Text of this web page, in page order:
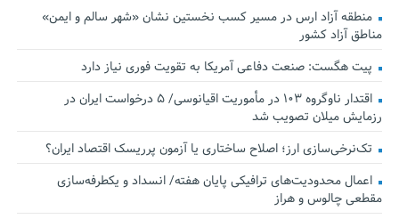
منطقه آزاد ارس در مسیر کسب نخستین نشان «شهر سالم و ایمن»
مناطق آزاد کشور
پیت هگست: صنعت دفاعی آمریکا به تقویت فوری نیاز دارد
اقتدار ناوگروه ۱۰۳ در مأموریت‌ اقیانوسی/ ۵ درخواست ایران در
رزمایش میلان تصویب شد
تک‌نرخی‌سازی ارز؛ اصلاح ساختاری یا آزمون پرریسک اقتصاد ایران؟
اعمال محدودیت‌های ترافیکی پایان هفته/ انسداد و یکطرفه‌سازی
مقطعی چالوس و هراز